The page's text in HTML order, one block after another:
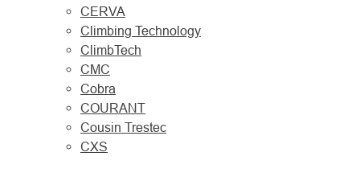
CERVA
Climbing Technology
ClimbTech
CMC
Cobra
COURANT
Cousin Trestec
CXS